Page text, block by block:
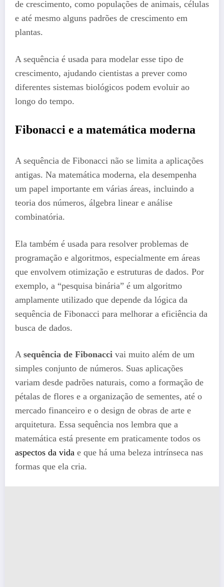
de crescimento, como populações de animais, células
e até mesmo alguns padrões de crescimento em
plantas.
A sequência é usada para modelar esse tipo de
crescimento, ajudando cientistas a prever como
diferentes sistemas biológicos podem evoluir ao
longo do tempo.
Fibonacci e a matemática moderna
A sequência de Fibonacci não se limita a aplicações
antigas. Na matemática moderna, ela desempenha
um papel importante em várias áreas, incluindo a
teoria dos números, álgebra linear e análise
combinatória.
Ela também é usada para resolver problemas de
programação e algoritmos, especialmente em áreas
que envolvem otimização e estruturas de dados. Por
exemplo, a “pesquisa binária” é um algoritmo
amplamente utilizado que depende da lógica da
sequência de Fibonacci para melhorar a eficiência da
busca de dados.
A sequência de Fibonacci vai muito além de um
simples conjunto de números. Suas aplicações
variam desde padrões naturais, como a formação de
pétalas de flores e a organização de sementes, até o
mercado financeiro e o design de obras de arte e
arquitetura. Essa sequência nos lembra que a
matemática está presente em praticamente todos os
aspectos da vida e que há uma beleza intrínseca nas
formas que ela cria.